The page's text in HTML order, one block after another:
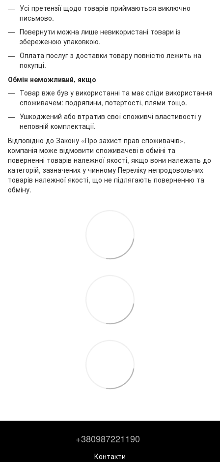
Усі претензії щодо товарів приймаються виключно
письмово.
Повернути можна лише невикористані товари із
збереженою упаковкою.
Оплата послуг з доставки товару повністю лежить на
покупці.
Обмін неможливий, якщо
Товар вже був у використанні та має сліди використання
споживачем: подряпини, потертості, плями тощо.
Ушкоджений або втратив свої споживчі властивості у
неповній комплектації.
Відповідно до Закону «Про захист прав споживачів»,
компанія може відмовити споживачеві в обміні та
поверненні товарів належної якості, якщо вони належать до
категорій, зазначених у чинному Переліку непродовольчих
товарів належної якості, що не підлягають поверненню та
обміну.
+380987221190
Контакти